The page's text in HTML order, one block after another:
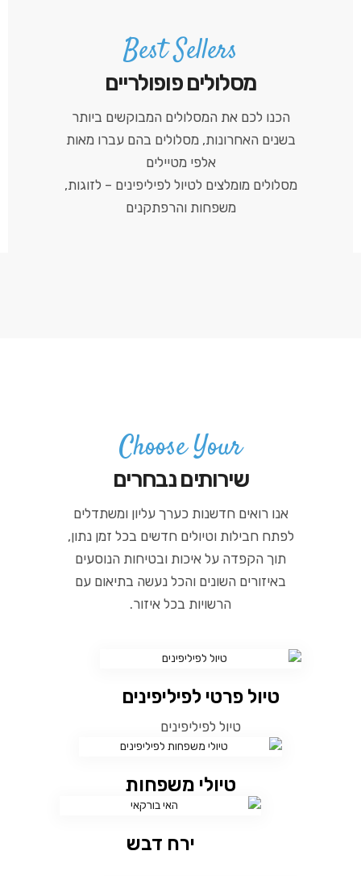
Best Sellers
מסלולים פופולריים
הכנו לכם את המסלולים המבוקשים ביותר
בשנים האחרונות, מסלולים בהם עברו מאות
אלפי מטיילים
מסלולים מומלצים לטיול לפיליפינים – לזוגות,
משפחות והרפתקנים
Choose Your
שירותים נבחרים
אנו רואים חדשנות כערך עליון ומשתדלים
לפתח חבילות וטיולים חדשים בכל זמן נתון,
תוך הקפדה על איכות ובטיחות הנוסעים
באיזורים השונים והכל נעשה בתיאום עם
הרשויות בכל איזור.
טיול פרטי לפיליפינים
טיול לפיליפינים
טיולי משפחות
ירח דבש